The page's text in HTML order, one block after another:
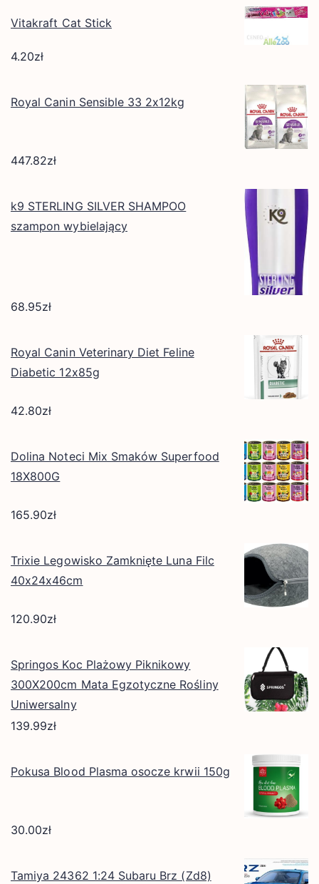
Vitakraft Cat Stick
4.20zł
Royal Canin Sensible 33 2x12kg
447.82zł
k9 STERLING SILVER SHAMPOO
szampon wybielający
68.95zł
Royal Canin Veterinary Diet Feline
Diabetic 12x85g
42.80zł
Dolina Noteci Mix Smaków Superfood
18X800G
165.90zł
Trixie Legowisko Zamknięte Luna Filc
40x24x46cm
120.90zł
Springos Koc Plażowy Piknikowy
300X200cm Mata Egzotyczne Rośliny
Uniwersalny
139.99zł
Pokusa Blood Plasma osocze krwii 150g
30.00zł
Tamiya 24362 1:24 Subaru Brz (Zd8)